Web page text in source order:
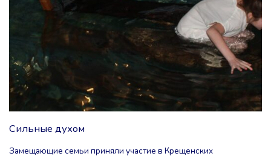
ВСТРЕЧИ"
Сильные духом
Замещающие семьи приняли участие в Крещенских